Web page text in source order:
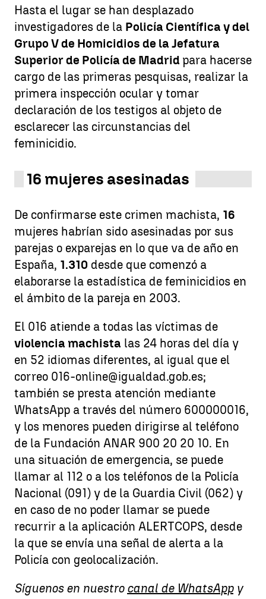
Hasta el lugar se han desplazado
investigadores de la Policía Científica y del
Grupo V de Homicidios de la Jefatura
Superior de Policía de Madrid para hacerse
cargo de las primeras pesquisas, realizar la
primera inspección ocular y tomar
declaración de los testigos al objeto de
esclarecer las circunstancias del
feminicidio.
16 mujeres asesinadas
De confirmarse este crimen machista, 16
mujeres habrían sido asesinadas por sus
parejas o exparejas en lo que va de año en
España, 1.310 desde que comenzó a
elaborarse la estadística de feminicidios en
el ámbito de la pareja en 2003.
El 016 atiende a todas las víctimas de
violencia machista las 24 horas del día y
en 52 idiomas diferentes, al igual que el
correo 016-online@igualdad.gob.es;
también se presta atención mediante
WhatsApp a través del número 600000016,
y los menores pueden dirigirse al teléfono
de la Fundación ANAR 900 20 20 10. En
una situación de emergencia, se puede
llamar al 112 o a los teléfonos de la Policía
Nacional (091) y de la Guardia Civil (062) y
en caso de no poder llamar se puede
recurrir a la aplicación ALERTCOPS, desde
la que se envía una señal de alerta a la
Policía con geolocalización.
Síguenos en nuestro canal de WhatsAppy